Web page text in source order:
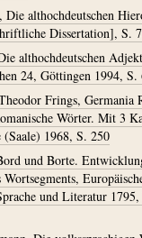
althochdeutschen
Dissertation], S.
althochdeutschen
24, Göttingen 1994, S.
Frings, Germania
Wörter. Mit 3
1968, S. 250
und Borte.
Wortsegments,
und Literatur